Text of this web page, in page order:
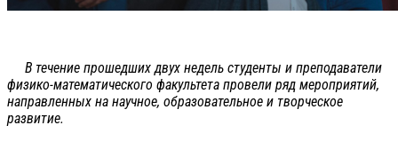
В течение прошедших двух недель студенты и преподаватели
физико-математического факультета провели ряд мероприятий,
направленных на научное, образовательное и творческое
развитие.